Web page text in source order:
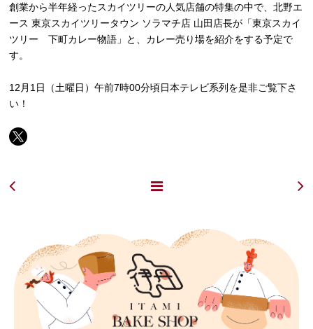
創業から半年経ったスカイツリーの人気店舗の特集の中で、北野エ
ース 東京スカイツリータウン ソラマチ店 山田店長が「東京スカイ
ツリー 下町カレー物語」と、カレー売り場を紹介をする予定で
す。
12月1日（土曜日）午前7時00分頃日本テレビ系列を是非ご覧下さ
い！